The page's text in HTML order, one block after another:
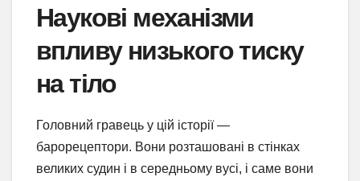
Наукові механізми
впливу низького тиску
на тіло
Головний гравець у цій історії —
барорецептори. Вони розташовані в стінках
великих судин і в середньому вусі, і саме вони